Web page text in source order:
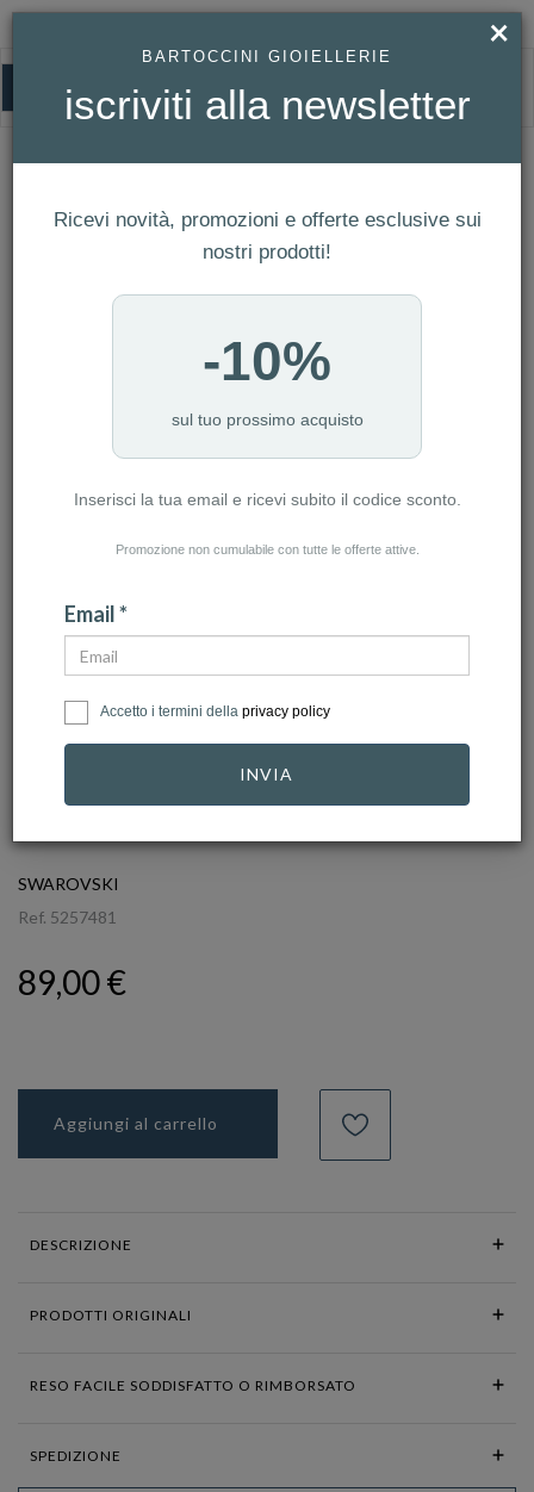
HOMEPAGE
SWAROVSKI - ANELLO VITTORE XL, BIANCO, PLACCATO ORO ROSA REF.
Swarovski - Anello Vittore XL, bianco,
placcato oro Rosa Ref. 5257481
click to zoom
SWAROVSKI
Ref. 5257481
89,00 €
Aggiungi al carrello
DESCRIZIONE
PRODOTTI ORIGINALI
RESO FACILE SODDISFATTO O RIMBORSATO
SPEDIZIONE
×
BARTOCCINI GIOIELLERIE
iscriviti alla newsletter
Ricevi novità, promozioni e offerte esclusive sui
nostri prodotti!
-10%
sul tuo prossimo acquisto
Inserisci la tua email e ricevi subito il codice sconto.
Promozione non cumulabile con tutte le offerte attive.
Email *
Accetto i termini della privacy policy
INVIA